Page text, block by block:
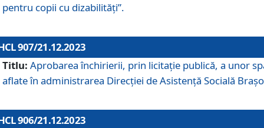
pentru copii cu dizabilități”.
907/21.12.2023
Titlu: Aprobarea închirierii, prin licitație publică, a unor
aflate în administrarea Direcției de Asistență Socială
906/21.12.2023